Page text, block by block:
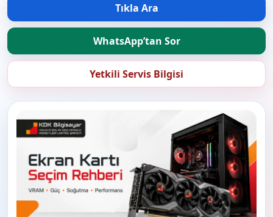
Tıkla Ara
WhatsApp’tan Sor
Yetkili Servis Bilgisi